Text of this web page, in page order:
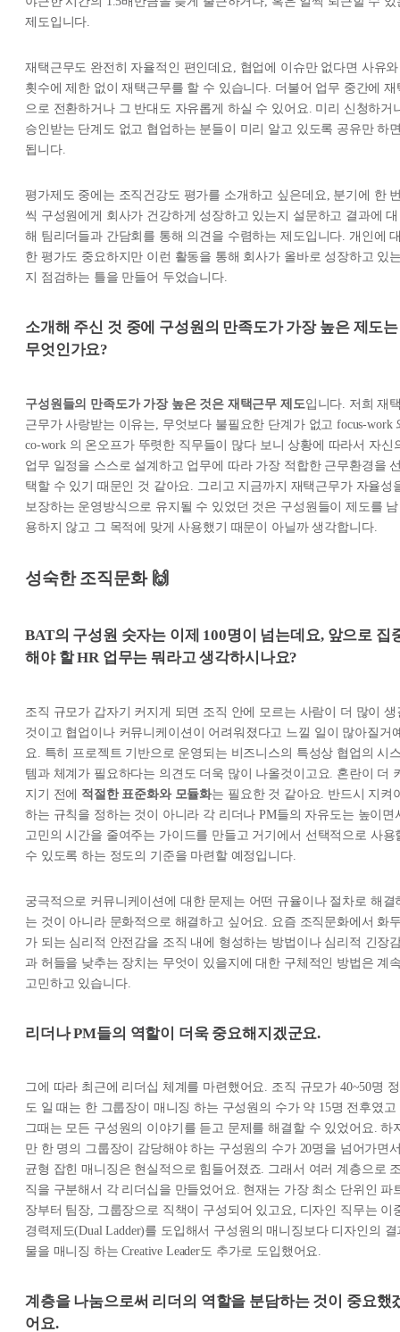
제도입니다.
재택근무도 완전히 자율적인 편인데요, 협업에 이슈만 없다면 사유와
횟수에 제한 없이 재택근무를 할 수 있습니다. 더불어 업무 중간에 재
으로 전환하거나 그 반대도 자유롭게 하실 수 있어요. 미리 신청하거
승인받는 단계도 없고 협업하는 분들이 미리 알고 있도록 공유만 하
됩니다.
평가제도 중에는 조직건강도 평가를 소개하고 싶은데요, 분기에 한
씩 구성원에게 회사가 건강하게 성장하고 있는지 설문하고 결과에 대
해 팀리더들과 간담회를 통해 의견을 수렴하는 제도입니다. 개인에
한 평가도 중요하지만 이런 활동을 통해 회사가 올바로 성장하고 있
지 점검하는 틀을 만들어 두었습니다.
소개해 주신 것 중에 구성원의 만족도가 가장 높은 제도는
무엇인가요?
구성원들의 만족도가 가장 높은 것은 재택근무 제도입니다. 저희 재
근무가 사랑받는 이유는, 무엇보다 불필요한 단계가 없고 focus-work
co-work 의 온오프가 뚜렷한 직무들이 많다 보니 상황에 따라서 자신
업무 일정을 스스로 설계하고 업무에 따라 가장 적합한 근무환경을
택할 수 있기 때문인 것 같아요. 그리고 지금까지 재택근무가 자율성
보장하는 운영방식으로 유지될 수 있었던 것은 구성원들이 제도를 남
용하지 않고 그 목적에 맞게 사용했기 때문이 아닐까 생각합니다.
성숙한 조직문화 🙌
BAT의 구성원 숫자는 이제 100명이 넘는데요, 앞으로 집
해야 할 HR 업무는 뭐라고 생각하시나요?
조직 규모가 갑자기 커지게 되면 조직 안에 모르는 사람이 더 많이 생
것이고 협업이나 커뮤니케이션이 어려워졌다고 느낄 일이 많아질거
요. 특히 프로젝트 기반으로 운영되는 비즈니스의 특성상 협업의 시
템과 체계가 필요하다는 의견도 더욱 많이 나올것이고요. 혼란이 더
지기 전에 적절한 표준화와 모듈화는 필요한 것 같아요. 반드시 지켜
하는 규칙을 정하는 것이 아니라 각 리더나 PM들의 자유도는 높이면
고민의 시간을 줄여주는 가이드를 만들고 거기에서 선택적으로 사용
수 있도록 하는 정도의 기준을 마련할 예정입니다.
궁극적으로 커뮤니케이션에 대한 문제는 어떤 규율이나 절차로 해결
는 것이 아니라 문화적으로 해결하고 싶어요. 요즘 조직문화에서 화
가 되는 심리적 안전감을 조직 내에 형성하는 방법이나 심리적 긴장
과 허들을 낮추는 장치는 무엇이 있을지에 대한 구체적인 방법은 계
고민하고 있습니다.
리더나 PM들의 역할이 더욱 중요해지겠군요.
그에 따라 최근에 리더십 체계를 마련했어요. 조직 규모가 40~50명 정
도 일 때는 한 그룹장이 매니징 하는 구성원의 수가 약 15명 전후였고
그때는 모든 구성원의 이야기를 듣고 문제를 해결할 수 있었어요. 하
만 한 명의 그룹장이 감당해야 하는 구성원의 수가 20명을 넘어가면
균형 잡힌 매니징은 현실적으로 힘들어졌죠. 그래서 여러 계층으로
직을 구분해서 각 리더십을 만들었어요. 현재는 가장 최소 단위인 파
장부터 팀장, 그룹장으로 직책이 구성되어 있고요, 디자인 직무는 이
경력제도(Dual Ladder)를 도입해서 구성원의 매니징보다 디자인의 결
물을 매니징 하는 Creative Leader도 추가로 도입했어요.
계층을 나눔으로써 리더의 역할을 분담하는 것이 중요했
어요.